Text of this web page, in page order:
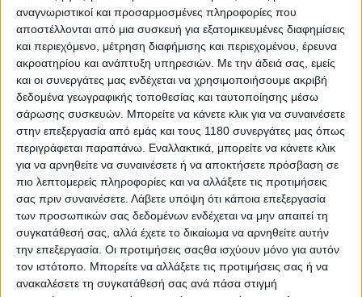
αναγνωριστικοί και προσαρμοσμένες πληροφορίες που
αποστέλλονται από μια συσκευή για εξατομικευμένες διαφημίσεις
και περιεχόμενο, μέτρηση διαφήμισης και περιεχομένου, έρευνα
ακροατηρίου και ανάπτυξη υπηρεσιών. Με την άδειά σας, εμείς
και οι συνεργάτες μας ενδέχεται να χρησιμοποιήσουμε ακριβή
δεδομένα γεωγραφικής τοποθεσίας και ταυτοποίησης μέσω
σάρωσης συσκευών. Μπορείτε να κάνετε κλικ για να συναινέσετε
στην επεξεργασία από εμάς και τους 1180 συνεργάτες μας όπως
περιγράφεται παραπάνω. Εναλλακτικά, μπορείτε να κάνετε κλικ
για να αρνηθείτε να συναινέσετε ή να αποκτήσετε πρόσβαση σε
πιο λεπτομερείς πληροφορίες και να αλλάξετε τις προτιμήσεις
σας πριν συναινέσετε. Λάβετε υπόψη ότι κάποια επεξεργασία
των προσωπικών σας δεδομένων ενδέχεται να μην απαιτεί τη
συγκατάθεσή σας, αλλά έχετε το δικαίωμα να αρνηθείτε αυτήν
την επεξεργασία. Οι προτιμήσεις σαςθα ισχύουν μόνο για αυτόν
τον ιστότοπο. Μπορείτε να αλλάξετε τις προτιμήσεις σας ή να
ανακαλέσετε τη συγκατάθεσή σας ανά πάσα στιγμή
7ος ο Toprak
Μόλις ολοκληρώθηκε η δεύτερη ημέρα του Shakedown Test
στην πίστα της Sepang, με τον Jack Miller να ε...
Race News